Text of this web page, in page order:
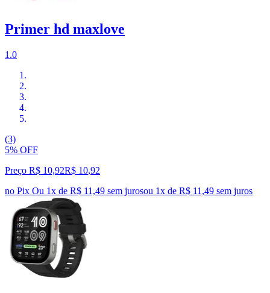
Primer hd maxlove
1.0
(3)
5% OFF
Preço R$ 10,92R$ 10,92
no Pix Ou 1x de R$ 11,49 sem jurosou 1x de R$ 11,49 sem juros